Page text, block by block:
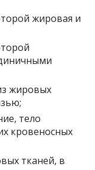
жировая и
жировых
тело
кровеносных
тканей, в